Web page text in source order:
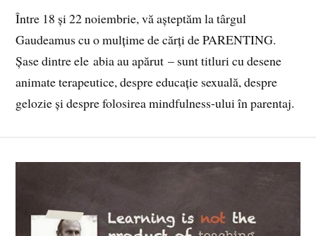
Între 18 și 22 noiembrie, vă așteptăm la târgul
Gaudeamus cu o mulțime de cărți de PARENTING.
Șase dintre ele abia au apărut – sunt titluri cu desene
animate terapeutice, despre educație sexuală, despre
gelozie și despre folosirea mindfulness-ului în parentaj.